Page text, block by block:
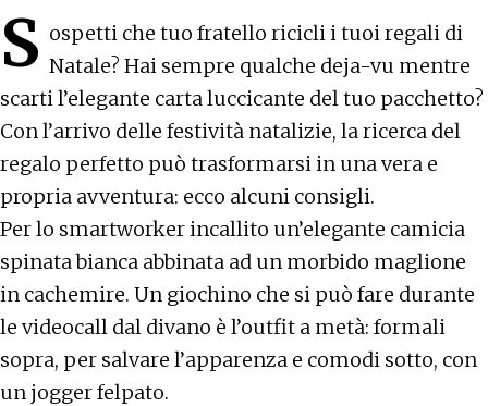
S ospetti che tuo fratello ricicli i tuoi regali di
Natale? Hai sempre qualche deja-vu mentre
scarti l’elegante carta luccicante del tuo pacchetto?
Con l’arrivo delle festività natalizie, la ricerca del
regalo perfetto può trasformarsi in una vera e
propria avventura: ecco alcuni consigli.
Per lo smartworker incallito un’elegante camicia
spinata bianca abbinata ad un morbido maglione
in cachemire. Un giochino che si può fare durante
le videocall dal divano è l’outfit a metà: formali
sopra, per salvare l’apparenza e comodi sotto, con
un jogger felpato.